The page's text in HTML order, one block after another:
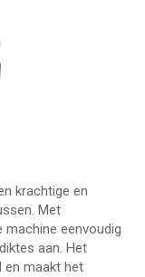
krachtige en
Met
machine eenvoudig
aan. Het
en maakt het